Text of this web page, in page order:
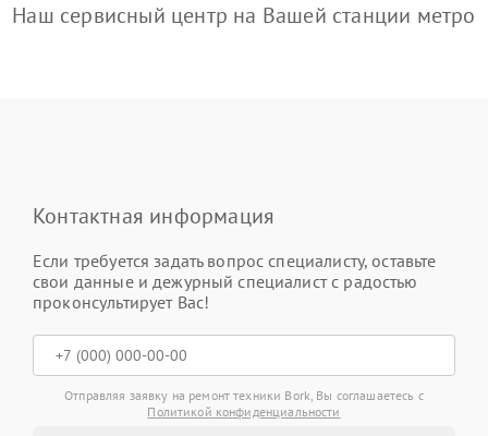
Наш сервисный центр на Вашей станции метро
Контактная информация
Если требуется задать вопрос специалисту, оставьте
свои данные и дежурный специалист с радостью
проконсультирует Вас!
Отправляя заявку на ремонт техники Bork, Вы соглашаетесь с
Политикой конфиденциальности